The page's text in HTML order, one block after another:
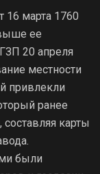
16 марта 1760
ее
20 апреля
местности
привлекли
ранее
карты
были